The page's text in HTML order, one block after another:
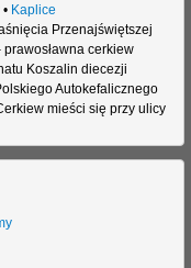
• Kaplice
Przenajświętszej
cerkiew
Koszalin diecezji
Autokefalicznego
mieści się przy ulicy